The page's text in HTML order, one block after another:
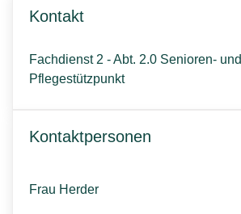
Kontakt
Fachdienst 2 - Abt. 2.0 Senioren- und
Pflegestützpunkt
Kontaktpersonen
Frau Herder